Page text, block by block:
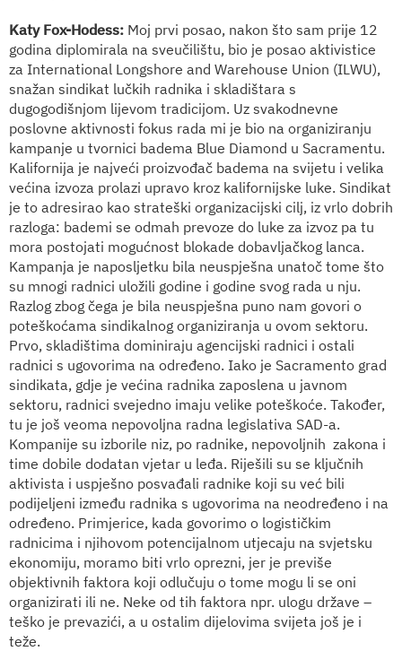
Katy Fox-Hodess: Moj prvi posao, nakon što sam prije 12
godina diplomirala na sveučilištu, bio je posao aktivistice
za International Longshore and Warehouse Union (ILWU),
snažan sindikat lučkih radnika i skladištara s
dugogodišnjom lijevom tradicijom. Uz svakodnevne
poslovne aktivnosti fokus rada mi je bio na organiziranju
kampanje u tvornici badema Blue Diamond u Sacramentu.
Kalifornija je najveći proizvođač badema na svijetu i velika
većina izvoza prolazi upravo kroz kalifornijske luke. Sindikat
je to adresirao kao strateški organizacijski cilj, iz vrlo dobrih
razloga: bademi se odmah prevoze do luke za izvoz pa tu
mora postojati mogućnost blokade dobavljačkog lanca.
Kampanja je naposljetku bila neuspješna unatoč tome što
su mnogi radnici uložili godine i godine svog rada u nju.
Razlog zbog čega je bila neuspješna puno nam govori o
poteškoćama sindikalnog organiziranja u ovom sektoru.
Prvo, skladištima dominiraju agencijski radnici i ostali
radnici s ugovorima na određeno. Iako je Sacramento grad
sindikata, gdje je većina radnika zaposlena u javnom
sektoru, radnici svejedno imaju velike poteškoće. Također,
tu je još veoma nepovoljna radna legislativa SAD-a.
Kompanije su izborile niz, po radnike, nepovoljnih zakona i
time dobile dodatan vjetar u leđa. Riješili su se ključnih
aktivista i uspješno posvađali radnike koji su već bili
podijeljeni između radnika s ugovorima na neodređeno i na
određeno. Primjerice, kada govorimo o logističkim
radnicima i njihovom potencijalnom utjecaju na svjetsku
ekonomiju, moramo biti vrlo oprezni, jer je previše
objektivnih faktora koji odlučuju o tome mogu li se oni
organizirati ili ne. Neke od tih faktora npr. ulogu države –
teško je prevazići, a u ostalim dijelovima svijeta još je i
teže.